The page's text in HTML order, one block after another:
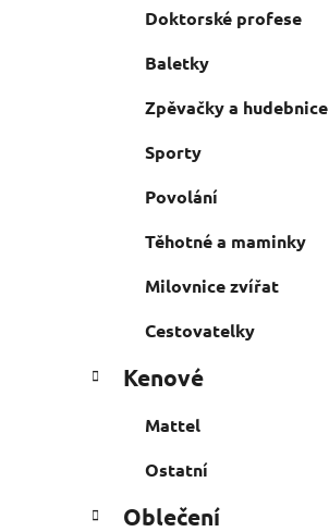
Doktorské profese
Baletky
Zpěvačky a hudebnice
Sporty
Povolání
Těhotné a maminky
Milovnice zvířat
Cestovatelky
Kenové
Mattel
Ostatní
Oblečení